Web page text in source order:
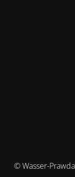
© Wasser-